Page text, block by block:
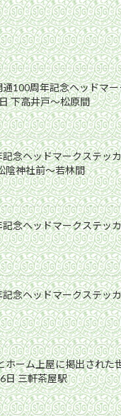
100周年記念ヘッドマ
下高井戸〜松原間
念ヘッドマークステッ
陰神社前〜若林間
念ヘッドマークステッ
念ヘッドマークステッ
ホーム上屋に掲出された
日 三軒茶屋駅